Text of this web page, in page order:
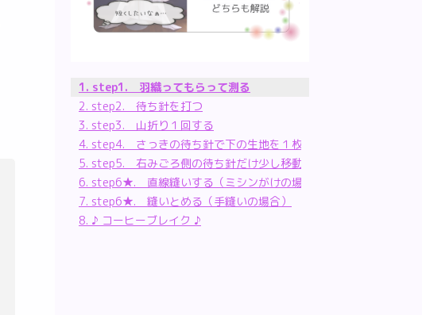
step1. 羽織ってもらって測る
step2. 待ち針を打つ
step3. 山折り１回する
step4. さっきの待ち針で下の生地を１枚すくう
step5. 右みごろ側の待ち針だけ少し移動させる
step6★. 直線縫いする（ミシンがけの場合）
step6★. 縫いとめる（手縫いの場合）
♪ コーヒーブレイク ♪